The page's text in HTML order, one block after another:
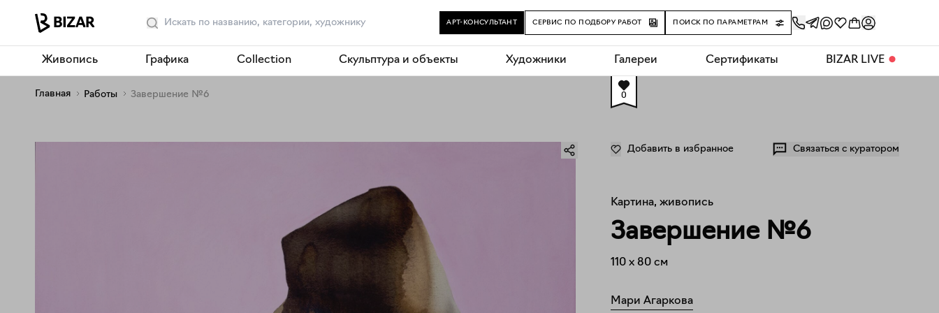
АРТ-КОНСУЛЬТАНТ СЕРВИС ПО ПОДБОРУ РАБОТ ПОИСК ПО ПАРАМЕТРАМ
Живопись Графика Collection Скульптура и объекты Художники Галереи Сертификаты BIZAR LIVE ⬤
Главная Работы Завершение №6 0
Добавить в избранное Связаться с куратором
Картина, живопись
Завершение №6
110 x 80 см
Мари Агаркова